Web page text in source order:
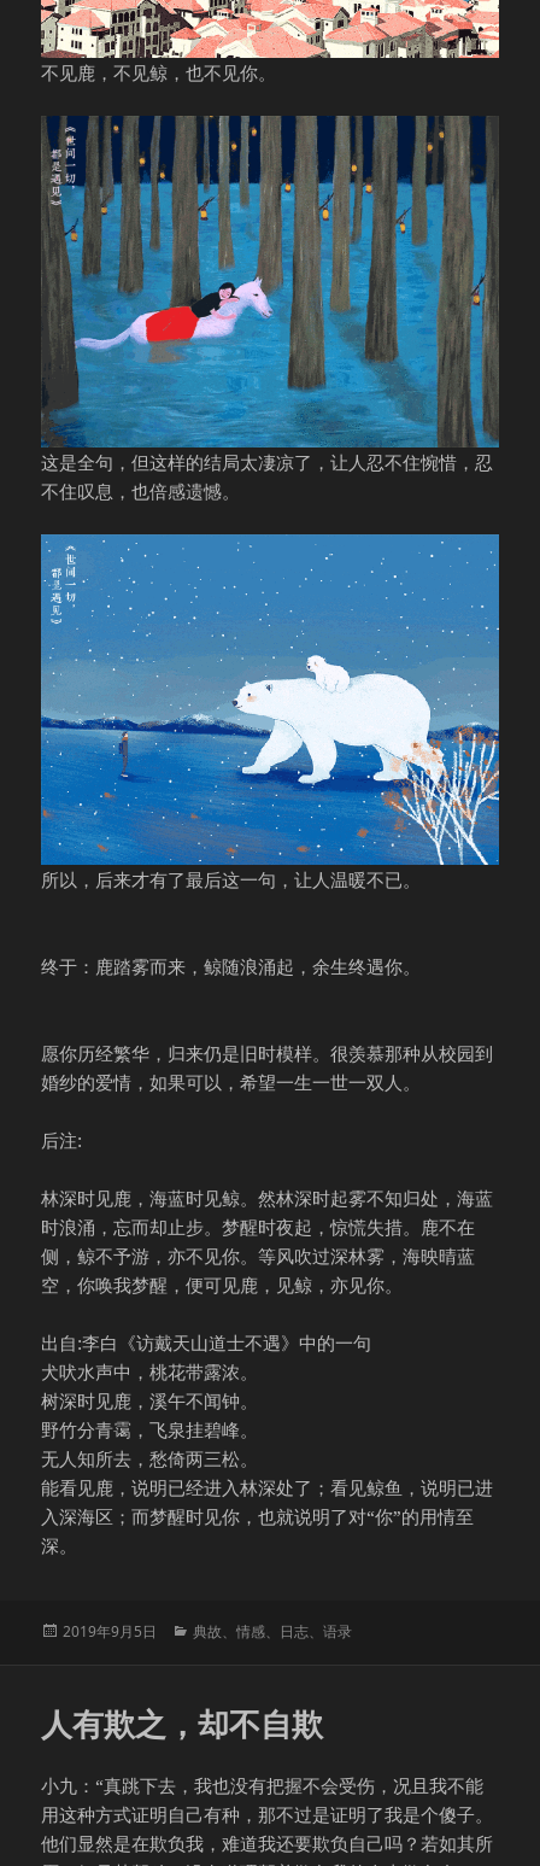
不见鹿，不见鲸，也不见你。
这是全句，但这样的结局太凄凉了，让人忍不住惋惜，忍
不住叹息，也倍感遗憾。
所以，后来才有了最后这一句，让人温暖不已。
终于：鹿踏雾而来，鲸随浪涌起，余生终遇你。
愿你历经繁华，归来仍是旧时模样。很羡慕那种从校园到
婚纱的爱情，如果可以，希望一生一世一双人。
后注:
林深时见鹿，海蓝时见鲸。然林深时起雾不知归处，海蓝
时浪涌，忘而却止步。梦醒时夜起，惊慌失措。鹿不在
侧，鲸不予游，亦不见你。等风吹过深林雾，海映晴蓝
空，你唤我梦醒，便可见鹿，见鲸，亦见你。
出自:李白《访戴天山道士不遇》中的一句
犬吠水声中，桃花带露浓。
树深时见鹿，溪午不闻钟。
野竹分青霭，飞泉挂碧峰。
无人知所去，愁倚两三松。
能看见鹿，说明已经进入林深处了；看见鲸鱼，说明已进
入深海区；而梦醒时见你，也就说明了对“你”的用情至
深。
发
2019年9月5日
分
典故、情感、 日志、语录
人有欺之，却不自欺
小九：“真跳下去，我也没有把握不会受伤，况且我不能
用这种方式证明自己有种，那不过是证明了我是个傻子。
他们显然是在欺负我，难道我还要欺负自己吗？若如其所